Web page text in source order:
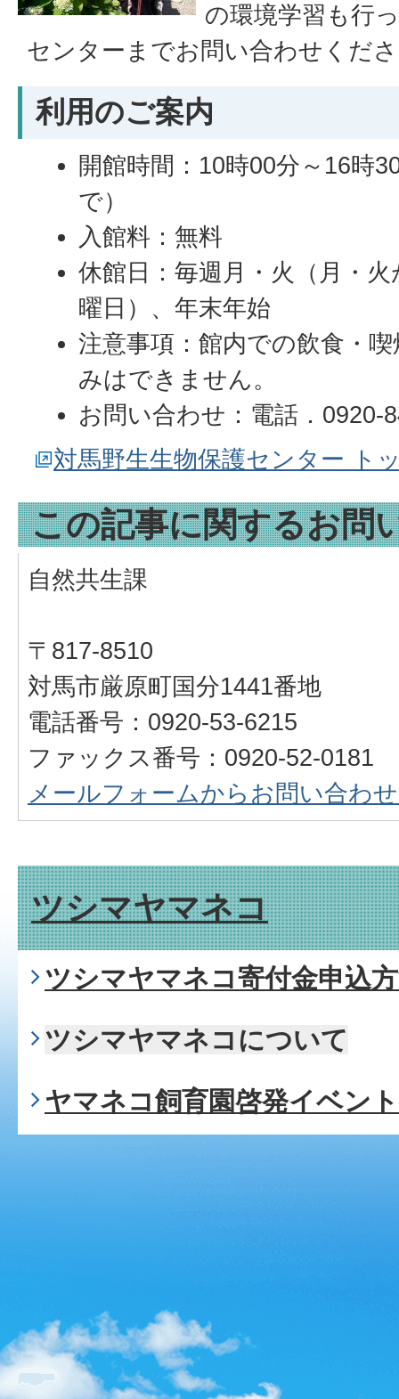
の環境学習も行
センターまでお問い合わせくだ
利用のご案内
開館時間：10時00分～16時
で）
入館料：無料
休館日：毎週月・火（月・
曜日）、年末年始
注意事項：館内での飲食・
みはできません。
お問い合わせ：電話．0920-
対馬野生生物保護センター ト
この記事に関するお問
自然共生課
〒817-8510
対馬市厳原町国分1441番地
電話番号：0920-53-6215
ファックス番号：0920-52-0181
メールフォームからお問い合わ
ツシマヤマネコ
ツシマヤマネコ寄付金申込
ツシマヤマネコについて
ヤマネコ飼育園啓発イベント